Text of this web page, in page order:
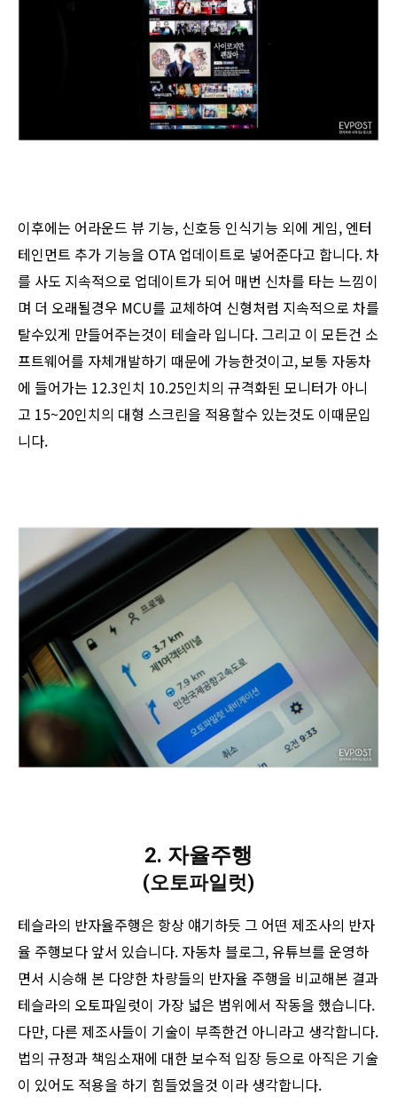
이후에는 어라운드 뷰 기능, 신호등 인식기능 외에 게임, 엔터
테인먼트 추가 기능을 OTA 업데이트로 넣어준다고 합니다. 차
를 사도 지속적으로 업데이트가 되어 매번 신차를 타는 느낌이
며 더 오래될경우 MCU를 교체하여 신형처럼 지속적으로 차를
탈수있게 만들어주는것이 테슬라 입니다. 그리고 이 모든건 소
프트웨어를 자체개발하기 때문에 가능한것이고, 보통 자동차
에 들어가는 12.3인치 10.25인치의 규격화된 모니터가 아니
고 15~20인치의 대형 스크린을 적용할수 있는것도 이때문입
니다.
2. 자율주행
(오토파일럿)
테슬라의 반자율주행은 항상 얘기하듯 그 어떤 제조사의 반자
율 주행보다 앞서 있습니다. 자동차 블로그, 유튜브를 운영하
면서 시승해 본 다양한 차량들의 반자율 주행을 비교해본 결과
테슬라의 오토파일럿이 가장 넓은 범위에서 작동을 했습니다.
다만, 다른 제조사들이 기술이 부족한건 아니라고 생각합니다.
법의 규정과 책임소재에 대한 보수적 입장 등으로 아직은 기술
이 있어도 적용을 하기 힘들었을것 이라 생각합니다.